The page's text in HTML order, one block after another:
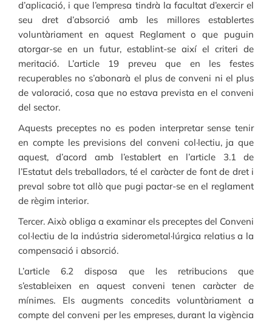
d’aplicació, i que l’empresa tindrà la facultat d’exercir el
seu dret d’absorció amb les millores establertes
voluntàriament en aquest Reglament o que puguin
atorgar-se en un futur, establint-se així el criteri de
meritació. L’article 19 preveu que en les festes
recuperables no s’abonarà el plus de conveni ni el plus
de valoració, cosa que no estava prevista en el conveni
del sector.
Aquests preceptes no es poden interpretar sense tenir
en compte les previsions del conveni col·lectiu, ja que
aquest, d’acord amb l’establert en l’article 3.1 de
l’Estatut dels treballadors, té el caràcter de font de dret i
preval sobre tot allò que pugi pactar-se en el reglament
de règim interior.
Tercer. Això obliga a examinar els preceptes del Conveni
col·lectiu de la indústria siderometal·lúrgica relatius a la
compensació i absorció.
L’article 6.2 disposa que les retribucions que
s’estableixen en aquest conveni tenen caràcter de
mínimes. Els augments concedits voluntàriament a
compte del conveni per les empreses, durant la vigència